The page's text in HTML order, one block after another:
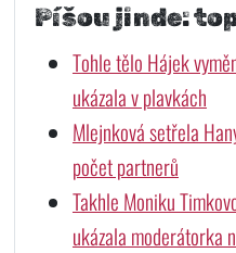
Píšou jinde:
Tohle tělo Hájek
ukázala v plavkách
Mlejnková setřela
počet partnerů
Takhle Moniku
ukázala moderátorka